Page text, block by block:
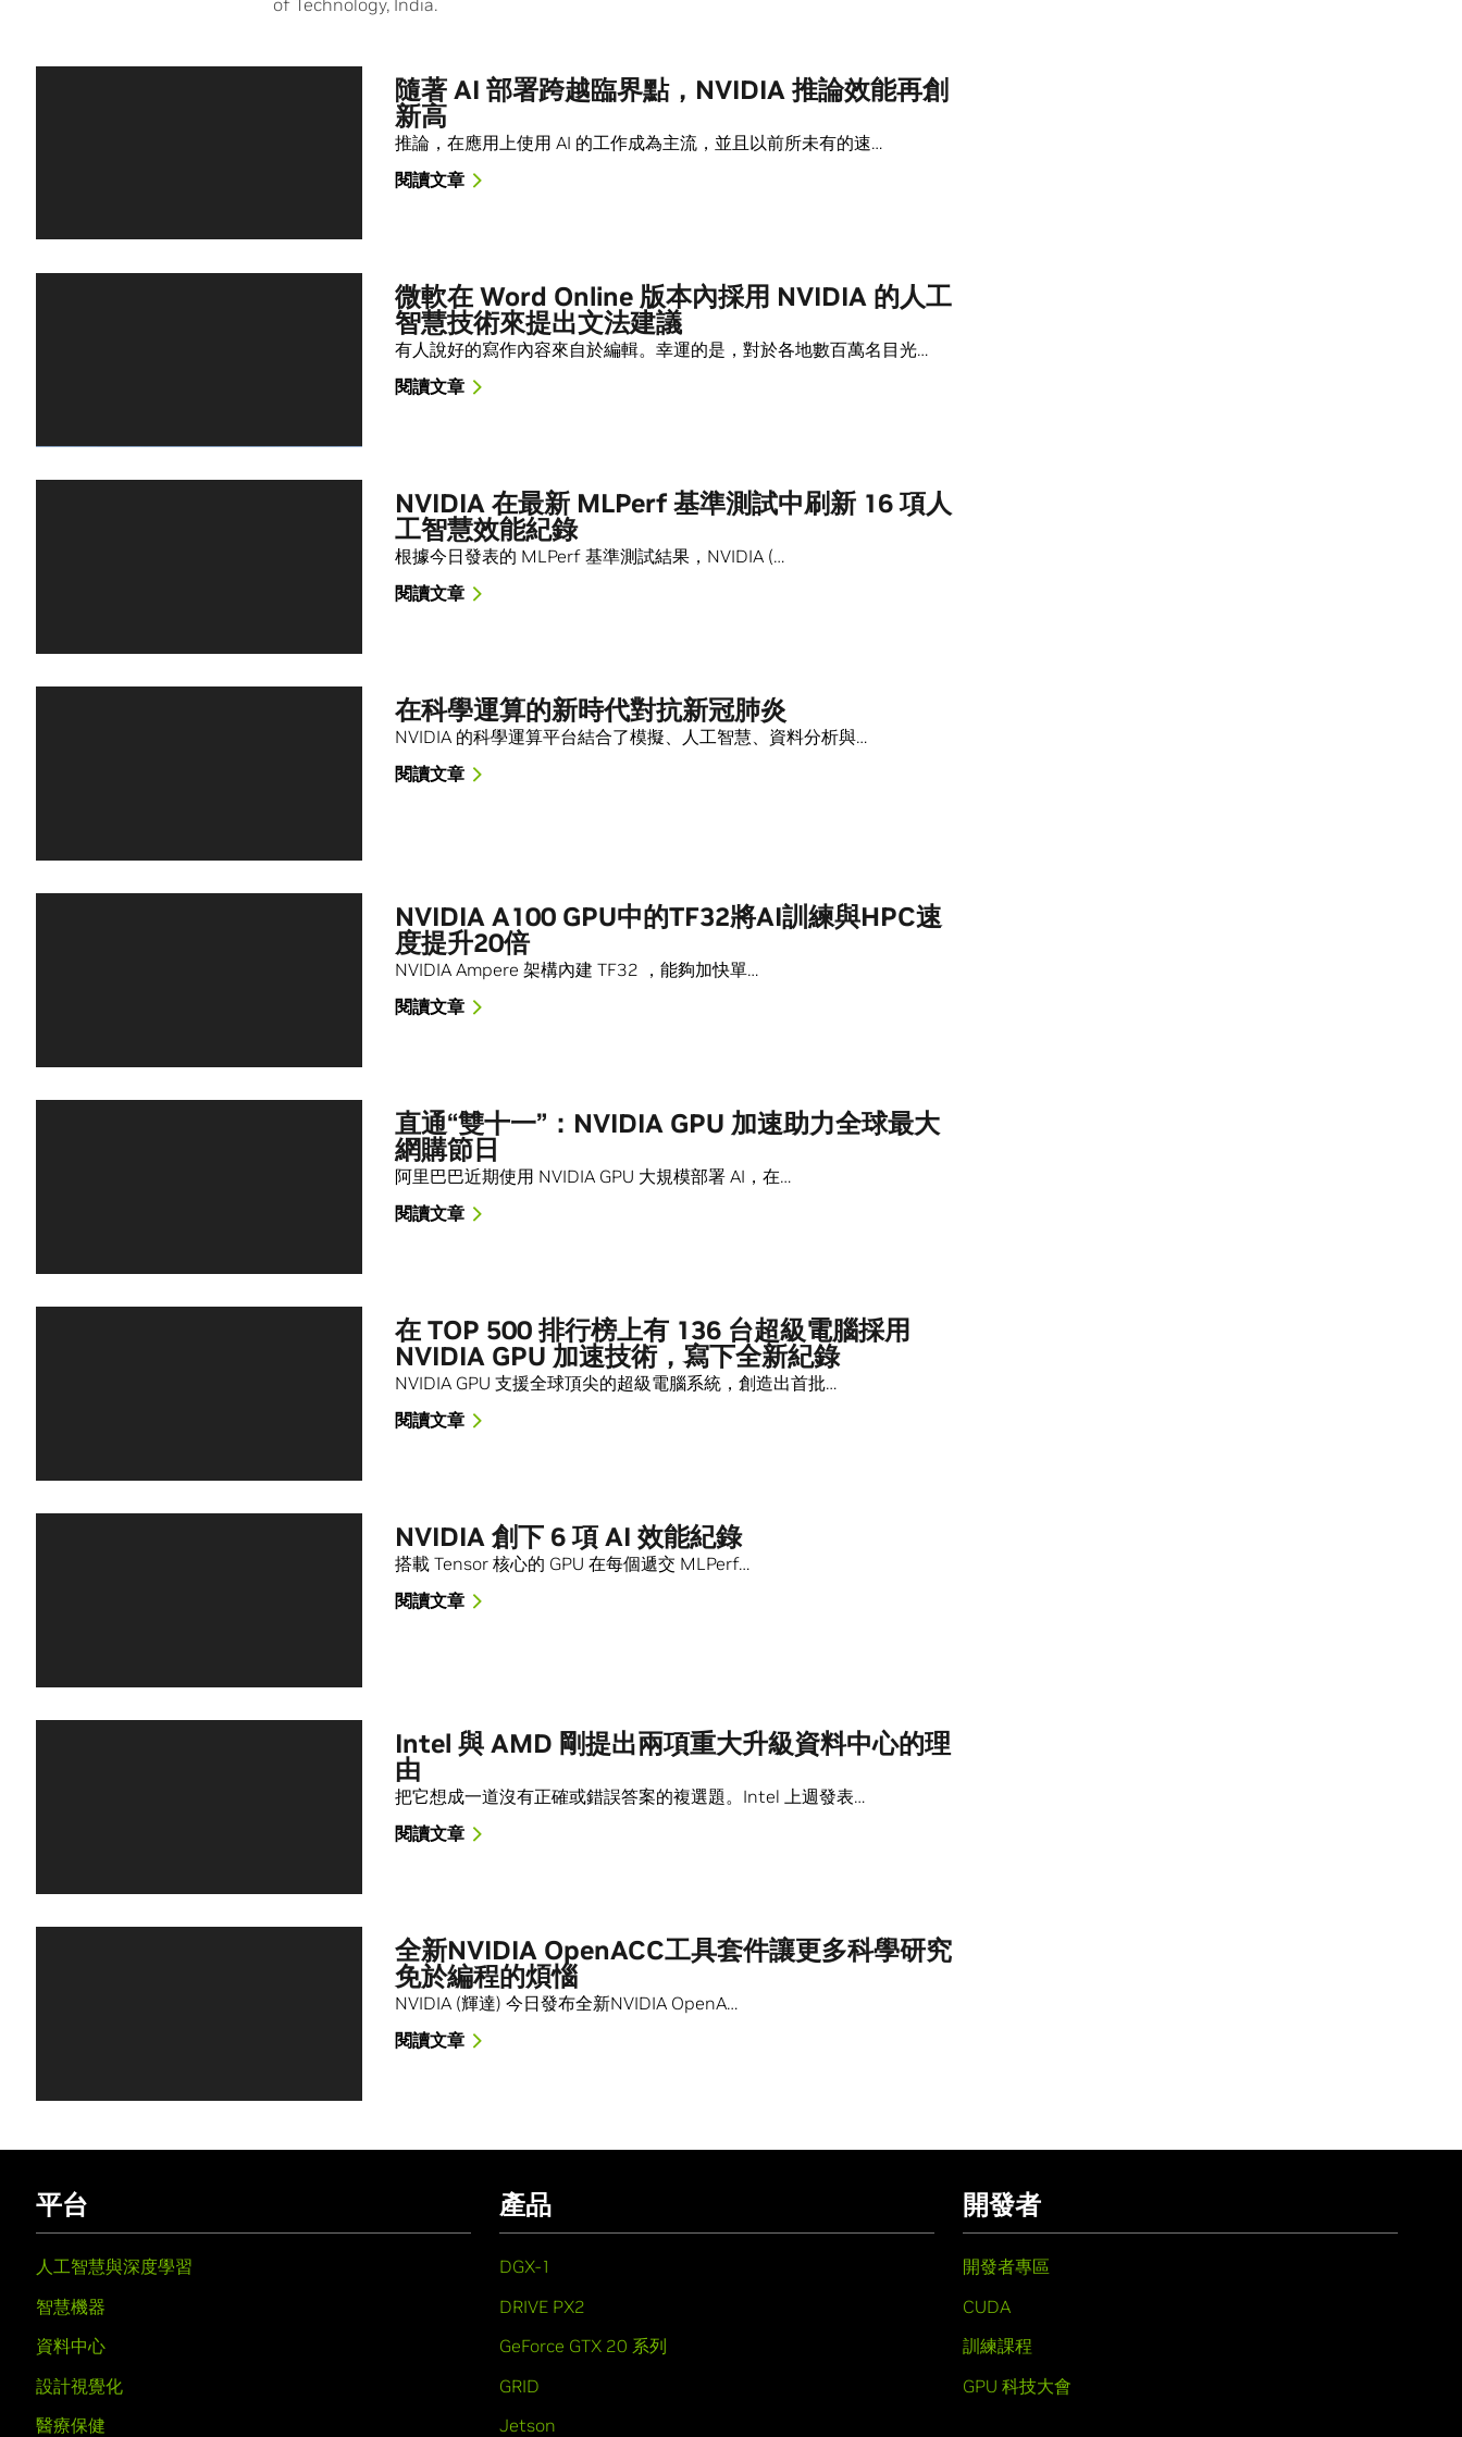
of Technology, India.
隨著 AI 部署跨越臨界點，NVIDIA 推論效能再創
新高
推論，在應用上使用 AI 的工作成為主流，並且以前所未有的速…
閱讀文章
微軟在 Word Online 版本內採用 NVIDIA 的人工
智慧技術來提出文法建議
有人說好的寫作內容來自於編輯。幸運的是，對於各地數百萬名目光…
閱讀文章
NVIDIA 在最新 MLPerf 基準測試中刷新 16 項人
工智慧效能紀錄
根據今日發表的 MLPerf 基準測試結果，NVIDIA (…
閱讀文章
在科學運算的新時代對抗新冠肺炎
NVIDIA 的科學運算平台結合了模擬、人工智慧、資料分析與…
閱讀文章
NVIDIA A100 GPU中的TF32將AI訓練與HPC速
度提升20倍
NVIDIA Ampere 架構內建 TF32 ，能夠加快單…
閱讀文章
直通“雙十一”：NVIDIA GPU 加速助力全球最大
網購節日
阿里巴巴近期使用 NVIDIA GPU 大規模部署 AI，在…
閱讀文章
在 TOP 500 排行榜上有 136 台超級電腦採用
NVIDIA GPU 加速技術，寫下全新紀錄
NVIDIA GPU 支援全球頂尖的超級電腦系統，創造出首批…
閱讀文章
NVIDIA 創下 6 項 AI 效能紀錄
搭載 Tensor 核心的 GPU 在每個遞交 MLPerf…
閱讀文章
Intel 與 AMD 剛提出兩項重大升級資料中心的理
由
把它想成一道沒有正確或錯誤答案的複選題。Intel 上週發表…
閱讀文章
全新NVIDIA OpenACC工具套件讓更多科學研究
免於編程的煩惱
NVIDIA (輝達) 今日發布全新NVIDIA OpenA…
閱讀文章
平台
人工智慧與深度學習
智慧機器
資料中心
設計視覺化
醫療保健
產品
DGX-1
DRIVE PX2
GeForce GTX 20 系列
GRID
Jetson
開發者
開發者專區
CUDA
訓練課程
GPU 科技大會